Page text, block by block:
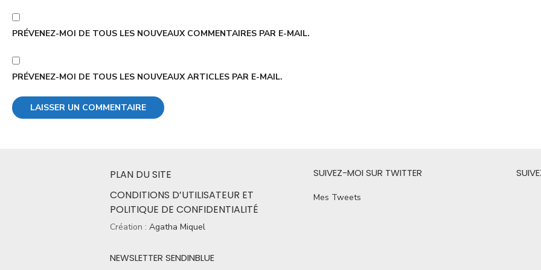
PRÉVENEZ-MOI DE TOUS LES NOUVEAUX COMMENTAIRES PAR E-MAIL.
PRÉVENEZ-MOI DE TOUS LES NOUVEAUX ARTICLES PAR E-MAIL.
PLAN DU SITE
CONDITIONS D’UTILISATEUR ET
POLITIQUE DE CONFIDENTIALITÉ
Création : Agatha Miquel
NEWSLETTER SENDINBLUE
SUIVEZ-MOI SUR TWITTER
Mes Tweets